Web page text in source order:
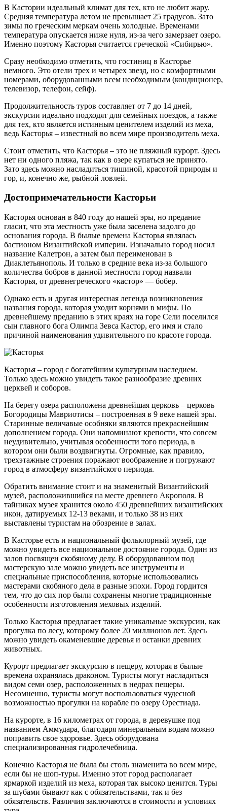
В Кастории идеальный климат для тех, кто не любит жару.
Средняя температура летом не превышает 25 градусов. Зато
зимы по греческим меркам очень холодные. Временами
температура опускается ниже нуля, из-за чего замерзает озеро.
Именно поэтому Касторья считается греческой «Сибирью».
Сразу необходимо отметить, что гостиниц в Касторье
немного. Это отели трех и четырех звезд, но с комфортными
номерами, оборудованными всем необходимым (кондиционер,
телевизор, телефон, сейф).
Продолжительность туров составляет от 7 до 14 дней,
экскурсии идеально подходят для семейных поездок, а также
для тех, кто является истинным ценителем изделий из меха,
ведь Касторья – известный во всем мире производитель меха.
Стоит отметить, что Касторья – это не пляжный курорт. Здесь
нет ни одного пляжа, так как в озере купаться не принято.
Зато здесь можно насладиться тишиной, красотой природы и
гор, и, конечно же, рыбной ловлей.
Достопримечательности Касторьи
Касторья основан в 840 году до нашей эры, но предание
гласит, что эта местность уже была заселена задолго до
основания города. В былые времена Касторья являлась
бастионом Византийской империи. Изначально город носил
название Калетрон, а затем был переименован в
Диаклетьянополь. И только в средние века из-за большого
количества бобров в данной местности город назвали
Касторья, от древнегреческого «кастор» — бобер.
Однако есть и другая интересная легенда возникновения
названия города, которая уходит корнями в мифы. По
древнейшему преданию в этих краях на горе Сели поселился
сын главного бога Олимпа Зевса Кастор, его имя и стало
причиной наименования удивительного по красоте города.
Касторья – город с богатейшим культурным наследием.
Только здесь можно увидеть такое разнообразие древних
церквей и соборов.
На берегу озера расположена древнейшая церковь – церковь
Богородицы Мавриотисы – построенная в 9 веке нашей эры.
Старинные величавые особняки являются прекраснейшим
дополнением города. Они напоминают крепости, что совсем
неудивительно, учитывая особенности того периода, в
котором они были воздвигнуты. Огромные, как правило,
трехэтажные строения поражают воображение и погружают
город в атмосферу византийского периода.
Обратить внимание стоит и на знаменитый Византийский
музей, расположившийся на месте древнего Акрополя. В
тайниках музея хранится около 450 древнейших византийских
икон, датируемых 12-13 веками, и только 38 из них
выставлены туристам на обозрение в залах.
В Касторье есть и национальный фольклорный музей, где
можно увидеть все национальное достояние города. Один из
залов посвящен скобяному делу. В оборудованном под
мастерскую зале можно увидеть все инструменты и
специальные приспособления, которые использовались
мастерами скобяного дела в разные эпохи. Город гордится
тем, что до сих пор были сохранены многие традиционные
особенности изготовления меховых изделий.
Только Касторья предлагает такие уникальные экскурсии, как
прогулка по лесу, которому более 20 миллионов лет. Здесь
можно увидеть окаменевшие деревья и останки древних
животных.
Курорт предлагает экскурсию в пещеру, которая в былые
времена охранялась драконом. Туристы могут насладиться
видом семи озер, расположенных в недрах пещеры.
Несомненно, туристы могут воспользоваться чудесной
возможностью прогулки на корабле по озеру Орестиада.
На курорте, в 16 километрах от города, в деревушке под
названием Аммудара, благодаря минеральным водам можно
поправить свое здоровье. Здесь оборудована
специализированная гидролечебница.
Конечно Касторья не была бы столь знаменита во всем мире,
если бы не шоп-туры. Именно этот город располагает
ярмаркой изделий из меха, которая так высоко ценится. Туры
за шубами бывают как с обязательствами, так и без
обязательств. Различия заключаются в стоимости и условиях